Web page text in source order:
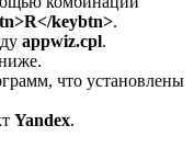
keybtn>.
appwiz.cpl.
что установлены
Yandex.